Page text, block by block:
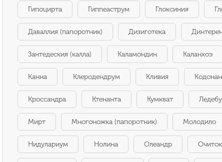
Гипоцирта Гиппеаструм Глоксиния
Даваллия (папоротник) Дизиготека
Зантедеския (калла) Каламондин Каланхоэ
Канна Клеродендрум Кливия
Кроссандра Ктенанта Кумкват
Мирт Многоножка (папоротник) Молодило
Нидулариум Нолина Олеандр Очиток